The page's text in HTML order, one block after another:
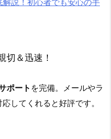
切＆迅速！
ポート を完備。メールやラ
してくれると好評です。